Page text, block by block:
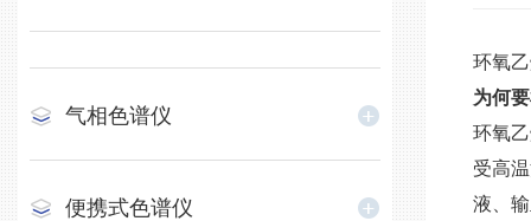
气相色谱仪
便携式色谱仪
环氧
为何
环氧
受高
液、